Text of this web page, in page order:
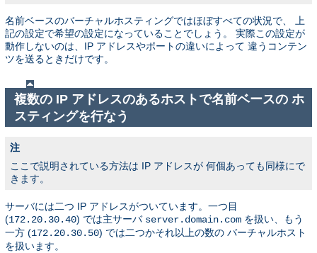
名前ベースのバーチャルホスティングではほぼすべての状況で、 上
記の設定で希望の設定になっていることでしょう。 実際この設定が
動作しないのは、IP アドレスやポートの違いによって 違うコンテン
ツを送るときだけです。
複数の IP アドレスのあるホストで名前ベースの ホ
スティングを行なう
注
ここで説明されている方法は IP アドレスが 何個あっても同様にで
きます。
サーバには二つ IP アドレスがついています。一つ目
(172.20.30.40) では主サーバ server.domain.com を扱い、もう
一方 (172.20.30.50) では二つかそれ以上の数の バーチャルホスト
を扱います。